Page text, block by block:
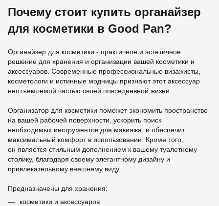
Почему стоит купить органайзер
для косметики в Good Pan?
Органайзер для косметики - практичное и эстетичное
решение для хранения и организации вашей косметики и
аксессуаров. Современные профессиональные визажисты,
косметологи и истинные модницы признают этот аксессуар
неотъемлемой частью своей повседневной жизни.
Организатор для косметики поможет экономить пространство
на вашей рабочей поверхности, ускорить поиск
необходимых инструментов для макияжа, и обеспечит
максимальный комфорт в использовании. Кроме того,
он является стильным дополнением к вашему туалетному
столику, благодаря своему элегантному дизайну и
привлекательному внешнему виду.
Предназначены для хранения:
косметики и аксессуаров